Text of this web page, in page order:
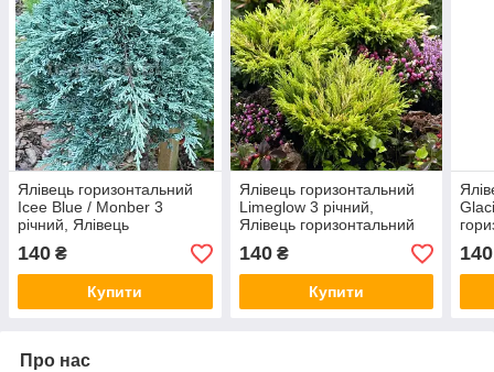
Ялівець горизонтальний
Ісее Blue / Monber 3
річний, Ялівець
горизонтальний Айс Блю /
Монбер, Juniperus
140 ₴
Купити
Ялівець горизонтальний
Limeglow 3 річний,
Ялівець горизонтальний
Лаймглоу Juniperus
horizontalis Limeglow
140₴
Купити
140
Про нас